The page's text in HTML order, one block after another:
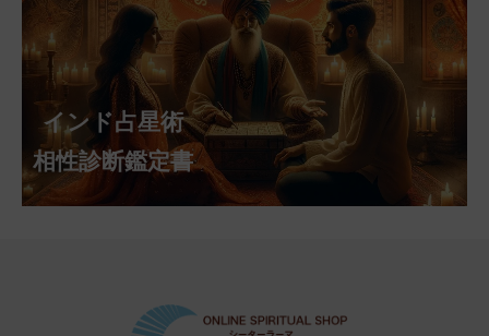
インド占星術
相性診断鑑定書